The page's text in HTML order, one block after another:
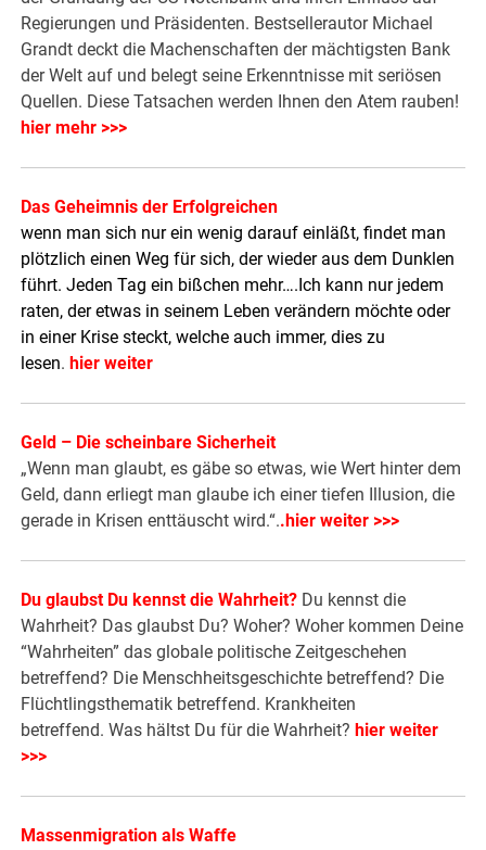
Regierungen und Präsidenten. Bestsellerautor Michael
Grandt deckt die Machenschaften der mächtigsten Bank
der Welt auf und belegt seine Erkenntnisse mit seriösen
Quellen. Diese Tatsachen werden Ihnen den Atem rauben!
hier mehr >>>
Das Geheimnis der Erfolgreichen
wenn man sich nur ein wenig darauf einläßt, findet man
plötzlich einen Weg für sich, der wieder aus dem Dunklen
führt. Jeden Tag ein bißchen mehr….Ich kann nur jedem
raten, der etwas in seinem Leben verändern möchte oder
in einer Krise steckt, welche auch immer, dies zu
lesen. hier weiter
Geld – Die scheinbare Sicherheit
„Wenn man glaubt, es gäbe so etwas, wie Wert hinter dem
Geld, dann erliegt man glaube ich einer tiefen Illusion, die
gerade in Krisen enttäuscht wird.“..hier weiter >>>
Du glaubst Du kennst die Wahrheit? Du kennst die
Wahrheit? Das glaubst Du? Woher? Woher kommen Deine
“Wahrheiten” das globale politische Zeitgeschehen
betreffend? Die Menschheitsgeschichte betreffend? Die
Flüchtlingsthematik betreffend. Krankheiten
betreffend. Was hältst Du für die Wahrheit? hier weiter
>>>
Massenmigration als Waffe